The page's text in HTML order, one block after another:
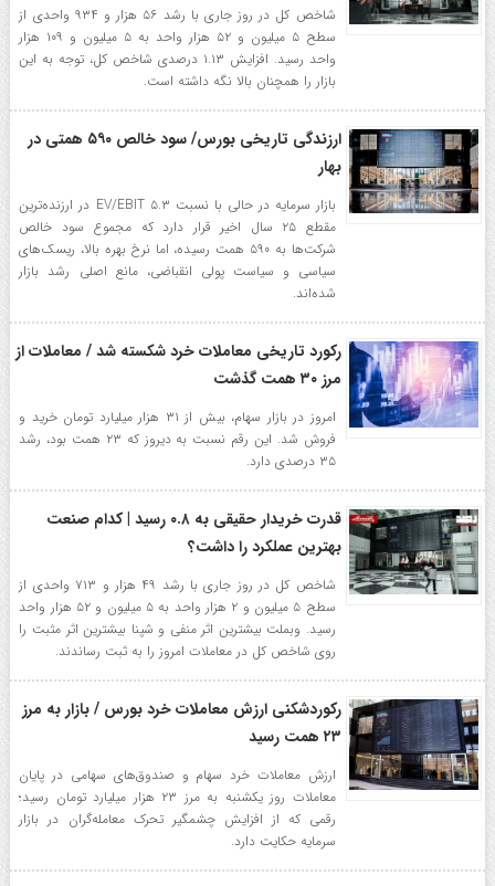
شاخص کل در روز جاری با رشد ۵۶ هزار و ۹۳۴ واحدی از
سطح ۵ میلیون و ۵۲ هزار واحد به ۵ میلیون و ۱۰۹ هزار
واحد رسید. افزایش ۱.۱۳ درصدی شاخص کل، توجه به این
بازار را همچنان بالا نگه داشته است.
ارزندگی تاریخی بورس/ سود خالص ۵۹۰ همتی در
بهار
بازار سرمایه در حالی با نسبت EV/EBIT ۵.۳ در ارزنده‌ترین
مقطع ۲۵ سال اخیر قرار دارد که مجموع سود خالص
شرکت‌ها به ۵۹۰ همت رسیده، اما نرخ بهره بالا، ریسک‌های
سیاسی و سیاست پولی انقباضی، مانع اصلی رشد بازار
شده‌اند.
رکورد تاریخی معاملات خرد شکسته شد / معاملات از
مرز ۳۰ همت گذشت
امروز در بازار سهام، بیش از ۳۱ هزار میلیارد تومان خرید و
فروش شد. این رقم نسبت به دیروز که ۲۳ همت بود، رشد
۳۵ درصدی دارد.
قدرت خریدار حقیقی به ۰.۸ رسید | کدام صنعت
بهترین عملکرد را داشت؟
شاخص کل در روز جاری با رشد ۴۹ هزار و ۷۱۳ واحدی از
سطح ۵ میلیون و ۲ هزار واحد به ۵ میلیون و ۵۲ هزار واحد
رسید. وبملت بیشترین اثر منفی و شپنا بیشترین اثر مثبت را
روی شاخص کل در معاملات امروز را به ثبت رساندند.
رکوردشکنی ارزش معاملات خرد بورس / بازار به مرز
۲۳ همت رسید
ارزش معاملات خرد سهام و صندوق‌های سهامی در پایان
معاملات روز یکشنبه به مرز ۲۳ هزار میلیارد تومان رسید؛
رقمی که از افزایش چشمگیر تحرک معامله‌گران در بازار
سرمایه حکایت دارد.